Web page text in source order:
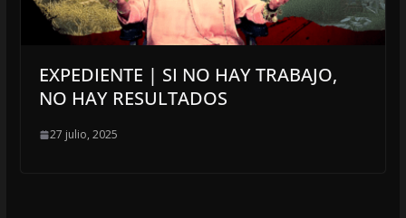
EXPEDIENTE | SI NO HAY TRABAJO,
NO HAY RESULTADOS
27 julio, 2025